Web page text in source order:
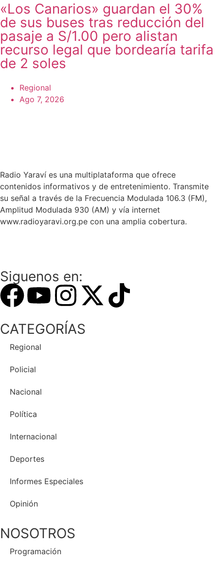
«Los Canarios» guardan el 30%
de sus buses tras reducción del
pasaje a S/1.00 pero alistan
recurso legal que bordearía tarifa
de 2 soles
Regional
Ago 7, 2026
Radio Yaraví es una multiplataforma que ofrece
contenidos informativos y de entretenimiento. Transmite
su señal a través de la Frecuencia Modulada 106.3 (FM),
Amplitud Modulada 930 (AM) y vía internet
www.radioyaravi.org.pe con una amplia cobertura.
Siguenos en:
CATEGORÍAS
Regional
Policial
Nacional
Política
Internacional
Deportes
Informes Especiales
Opinión
NOSOTROS
Programación